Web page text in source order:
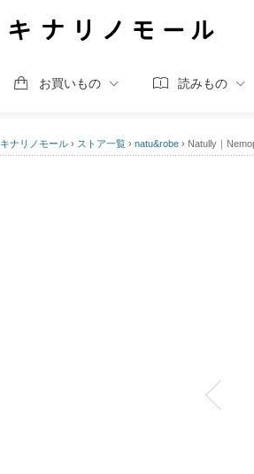
お買いもの 読みもの
キナリノモール › ストア一覧 › natu&robe › Natully｜